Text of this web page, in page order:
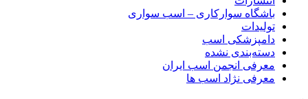
باشگاه سوارکاری – اسب سواری
تولیدات
دامپزشکی اسب
دسته‌بندی نشده
معرفی انجمن اسب ایران
معرفی نژاد اسب ها